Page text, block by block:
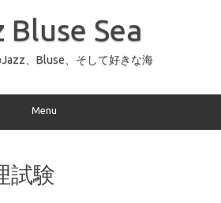
Bluse Sea
、Bluse、そして好きな海
Menu
試験